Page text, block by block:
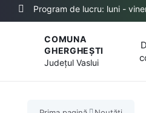
Program de lucru: luni -
COMUNA
GHERGHEȘTI
JudețulVaslui